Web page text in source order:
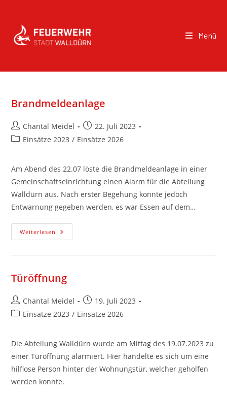
Menü
Brandmeldeanlage
Chantal Meidel
22. Juli 2023
Einsätze 2023 / Einsätze 2026
Am Abend des 22.07 löste die Brandmeldeanlage in einer
Gemeinschaftseinrichtung einen Alarm für die Abteilung
Walldürn aus. Nach erster Begehung konnte jedoch
Entwarnung gegeben werden, es war Essen auf dem…
Weiterlesen
Türöffnung
Chantal Meidel
19. Juli 2023
Einsätze 2023 / Einsätze 2026
Die Abteilung Walldürn wurde am Mittag des 19.07.2023 zu
einer Türöffnung alarmiert. Hier handelte es sich um eine
hilflose Person hinter der Wohnungstür, welcher geholfen
werden konnte.